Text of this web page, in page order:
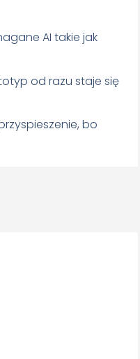
AI takie jak
od razu staje się
bo